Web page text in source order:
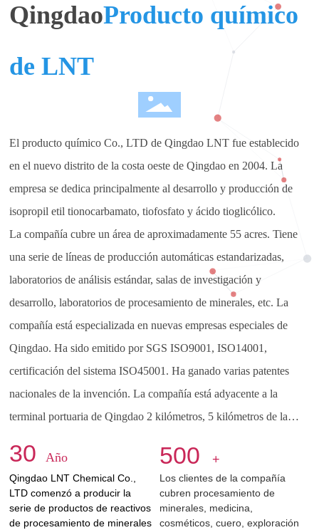
QingdaoProducto químico
de LNT
El producto químico Co., LTD de Qingdao LNT fue establecido
en el nuevo distrito de la costa oeste de Qingdao en 2004. La
empresa se dedica principalmente al desarrollo y producción de
isopropil etil tionocarbamato, tiofosfato y ácido tioglicólico.
La compañía cubre un área de aproximadamente 55 acres. Tiene
una serie de líneas de producción automáticas estandarizadas,
laboratorios de análisis estándar, salas de investigación y
desarrollo, laboratorios de procesamiento de minerales, etc. La
compañía está especializada en nuevas empresas especiales de
Qingdao. Ha sido emitido por SGS ISO9001, ISO14001,
certificación del sistema ISO45001. Ha ganado varias patentes
nacionales de la invención. La compañía está adyacente a la
terminal portuaria de Qingdao 2 kilómetros, 5 kilómetros de la
kilómetros. La posición geográfica es superior, transporte
conveniente.
30 Año
Qingdao LNT Chemical Co.,
LTD comenzó a producir la
serie de productos de reactivos
de procesamiento de minerales
500 +
Los clientes de la compañía
cubren procesamiento de
minerales, medicina,
cosméticos, cuero, exploración